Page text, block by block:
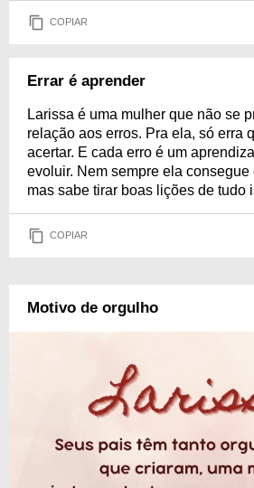
COPIAR
Errar é aprender
Larissa é uma mulher que não se
relação aos erros. Pra ela, só erra
acertar. E cada erro é um
evoluir. Nem sempre ela consegue
mas sabe tirar boas lições de tudo
COPIAR
Motivo de orgulho